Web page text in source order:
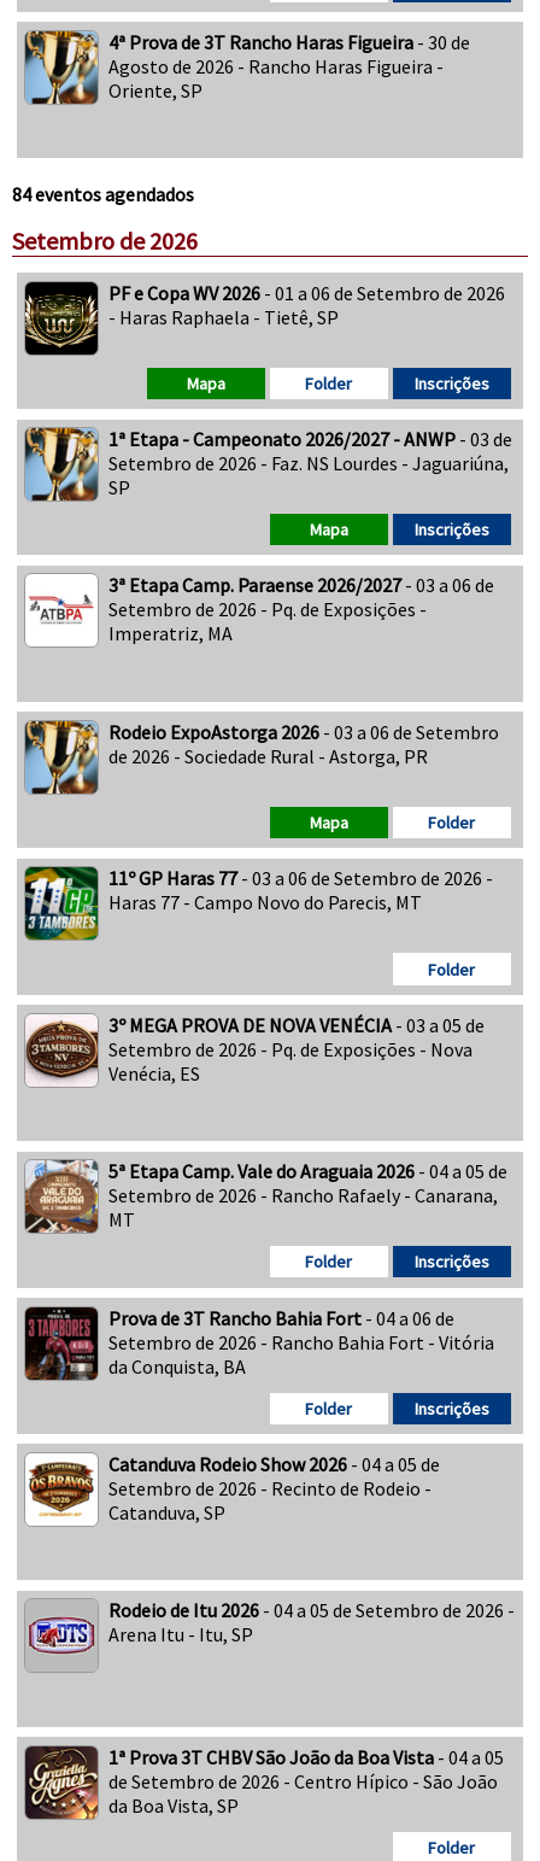
4ª Prova de 3T Rancho Haras Figueira - 30 de
Agosto de 2026 - Rancho Haras Figueira -
Oriente, SP
84 eventos agendados
Setembro de 2026
PF e Copa WV 2026 - 01 a 06 de Setembro de 2026
- Haras Raphaela - Tietê, SP
Inscrições
Folder
Mapa
1ª Etapa - Campeonato 2026/2027 - ANWP - 03 de
Setembro de 2026 - Faz. NS Lourdes - Jaguariúna,
SP
Inscrições
Mapa
3ª Etapa Camp. Paraense 2026/2027- 03 a 06 de
Setembro de 2026 - Pq. de Exposições -
Imperatriz, MA
Rodeio ExpoAstorga 2026 - 03 a 06 de Setembro
de 2026 - Sociedade Rural - Astorga, PR
Folder
Mapa
11º GP Haras 77- 03 a 06 de Setembro de 2026 -
Haras 77 - Campo Novo do Parecis, MT
Folder
3º MEGA PROVA DE NOVA VENÉCIA - 03 a 05 de
Setembro de 2026 - Pq. de Exposições - Nova
Venécia, ES
5ª Etapa Camp. Vale do Araguaia 2026 - 04 a 05 de
Setembro de 2026 - Rancho Rafaely - Canarana,
MT
Inscrições
Folder
Prova de 3T Rancho Bahia Fort - 04 a 06 de
Setembro de 2026 - Rancho Bahia Fort - Vitória
da Conquista, BA
Inscrições
Folder
Catanduva Rodeio Show 2026 - 04 a 05 de
Setembro de 2026 - Recinto de Rodeio -
Catanduva, SP
Rodeio de Itu 2026 - 04 a 05 de Setembro de 2026 -
Arena Itu - Itu, SP
1ª Prova 3T CHBV São João da Boa Vista - 04 a 05
de Setembro de 2026 - Centro Hípico - São João
da Boa Vista, SP
Folder